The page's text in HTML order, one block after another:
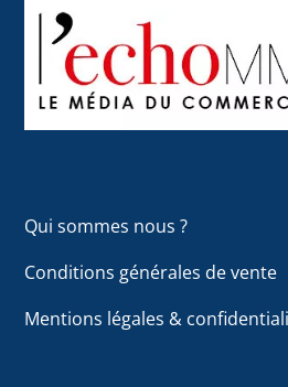
To
Top
Qui sommes nous ?
Conditions générales de vente
Mentions légales &